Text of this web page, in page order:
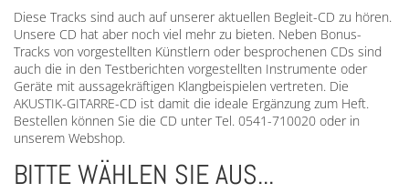
Diese Tracks sind auch auf unserer aktuellen Begleit-CD zu hören.
Unsere CD hat aber noch viel mehr zu bieten. Neben Bonus-
Tracks von vorgestellten Künstlern oder besprochenen CDs sind
auch die in den Testberichten vorgestellten Instrumente oder
Geräte mit aussagekräftigen Klangbeispielen vertreten. Die
AKUSTIK-GITARRE-CD ist damit die ideale Ergänzung zum Heft.
Bestellen können Sie die CD unter Tel. 0541-710020 oder in
unserem Webshop.
BITTE WÄHLEN SIE AUS...